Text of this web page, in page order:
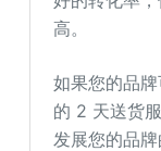
高。
如果您的品
的 2 天送货
发展您的品